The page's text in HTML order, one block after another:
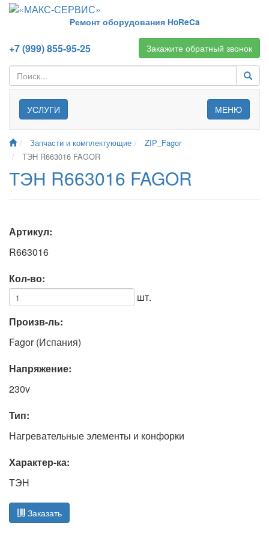
Ремонт оборудования HoReCa
+7 (999) 855-95-25 Закажите обратный звонок
УСЛУГИ МЕНЮ
Запчасти и комплектующие
ZIP_Fagor
ТЭН R663016 FAGOR
ТЭН R663016 FAGOR
Артикул:
R663016
Кол-во:
шт.
Произв-ль:
Fagor (Испания)
Напряжение:
230v
Тип:
Нагревательные элементы и конфорки
Характер-ка:
ТЭН
Заказать